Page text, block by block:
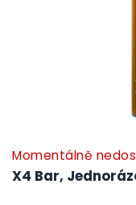
X4 Bar,
Momentálně